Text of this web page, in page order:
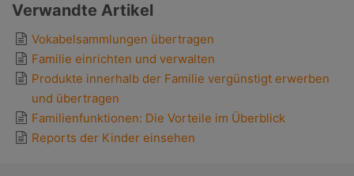
Verwandte Artikel
Vokabelsammlungen übertragen
Familie einrichten und verwalten
Produkte innerhalb der Familie vergünstigt erwerben
und übertragen
Familienfunktionen: Die Vorteile im Überblick
Reports der Kinder einsehen